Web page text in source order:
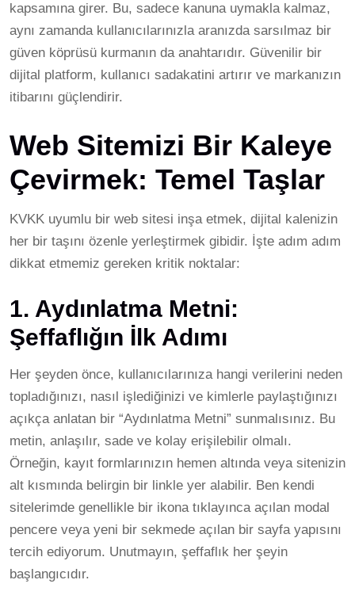
kapsamına girer. Bu, sadece kanuna uymakla kalmaz,
aynı zamanda kullanıcılarınızla aranızda sarsılmaz bir
güven köprüsü kurmanın da anahtarıdır. Güvenilir bir
dijital platform, kullanıcı sadakatini artırır ve markanızın
itibarını güçlendirir.
Web Sitemizi Bir Kaleye
Çevirmek: Temel Taşlar
KVKK uyumlu bir web sitesi inşa etmek, dijital kalenizin
her bir taşını özenle yerleştirmek gibidir. İşte adım adım
dikkat etmemiz gereken kritik noktalar:
1. Aydınlatma Metni:
Şeffaflığın İlk Adımı
Her şeyden önce, kullanıcılarınıza hangi verilerini neden
topladığınızı, nasıl işlediğinizi ve kimlerle paylaştığınızı
açıkça anlatan bir “Aydınlatma Metni” sunmalısınız. Bu
metin, anlaşılır, sade ve kolay erişilebilir olmalı.
Örneğin, kayıt formlarınızın hemen altında veya sitenizin
alt kısmında belirgin bir linkle yer alabilir. Ben kendi
sitelerimde genellikle bir ikona tıklayınca açılan modal
pencere veya yeni bir sekmede açılan bir sayfa yapısını
tercih ediyorum. Unutmayın, şeffaflık her şeyin
başlangıcıdır.